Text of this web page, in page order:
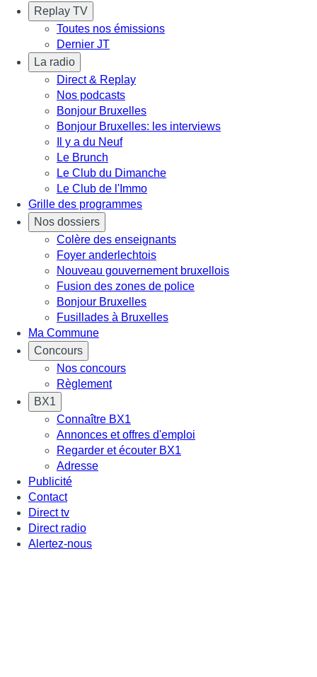
Replay TV
Toutes nos émissions
Dernier JT
La radio
Direct & Replay
Nos podcasts
Bonjour Bruxelles
Bonjour Bruxelles: les interviews
Il y a du Neuf
Le Brunch
Le Club du Dimanche
Le Club de l'Immo
Grille des programmes
Nos dossiers
Colère des enseignants
Foyer anderlechtois
Nouveau gouvernement bruxellois
Fusion des zones de police
Bonjour Bruxelles
Fusillades à Bruxelles
Ma Commune
Concours
Nos concours
Règlement
BX1
Connaître BX1
Annonces et offres d'emploi
Regarder et écouter BX1
Adresse
Publicité
Contact
Direct tv
Direct radio
Alertez-nous